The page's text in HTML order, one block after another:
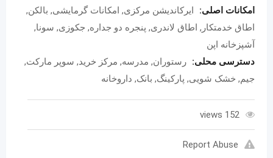
امکانات اصلی:
ایرکاندیشن مرکزی, امکانات گرمایشی, بالکن,
اطاق خدمتکار, اطاق لاندری, پنجره دو جداره, جکوزی, سونا,
آشپزخانه اپن
دسترسی محلی: رستوران, مدرسه, مرکز خرید, سوپر مارکت,
جیم, خشک شویی, پارکینگ, بانک, داروخانه
152 views
Report Abuse